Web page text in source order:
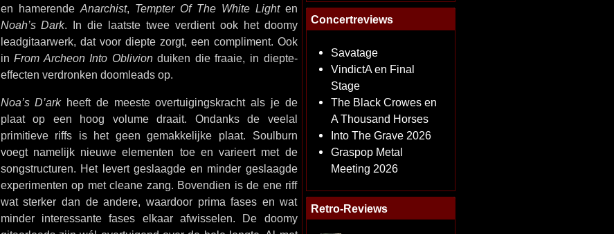
en hamerende Anarchist, Tempter Of The White Lighten
Noah’s Dark. In die laatste twee verdient ook het doomy
leadgitaarwerk, dat voor diepte zorgt, een compliment. Ook
inFrom Archeon Into Oblivionduiken die fraaie, in diepte-
effecten verdronken doomleads op.
Noa’s D’arkheeft de meeste overtuigingskracht als je de
plaat op een hoog volume draait. Ondanks de veelal
primitieve riffs is het geen gemakkelijke plaat. Soulburn
voegt namelijk nieuwe elementen toe en varieert met de
songstructuren. Het levert geslaagde en minder geslaagde
experimenten op met cleane zang. Bovendien is de ene riff
wat sterker dan de andere, waardoor prima fases en wat
minder interessante fases elkaar afwisselen. De doomy
Concertreviews
Savatage
VindictA en Final
Stage
The Black Crowes en
A Thousand Horses
Into The Grave 2026
Graspop Metal
Meeting 2026
Retro-Reviews